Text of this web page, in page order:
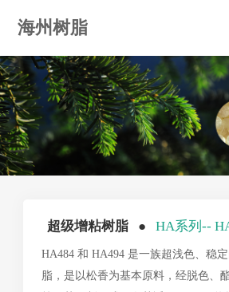
海州树脂
超级增粘树脂 ●HA系列--
HA484 和 HA494 是一族超浅色、稳
脂，是以松香为基本原料，经脱色、